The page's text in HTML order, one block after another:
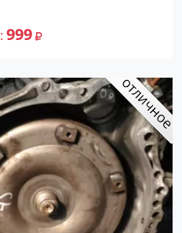
999